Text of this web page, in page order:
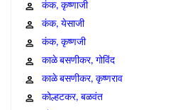
कंक, कृष्णाजी
कंक, येसाजी
कंक, कृष्णजी
काळे बसणीकर, गोविंद
काळे बसणीकर, कृष्णराव
कोल्हटकर, बळवंत